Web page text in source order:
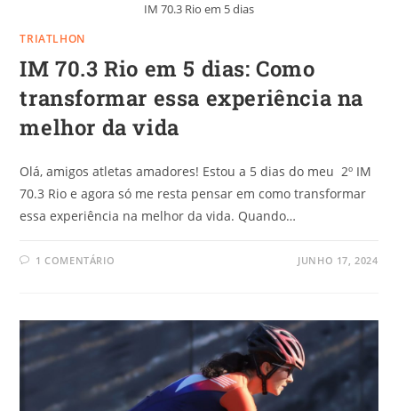
IM 70.3 Rio em 5 dias
TRIATLHON
IM 70.3 Rio em 5 dias: Como
transformar essa experiência na
melhor da vida
Olá, amigos atletas amadores! Estou a 5 dias do meu 2º IM
70.3 Rio e agora só me resta pensar em como transformar
essa experiência na melhor da vida. Quando…
1 COMENTÁRIO JUNHO 17, 2024